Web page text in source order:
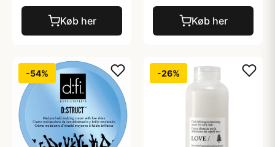
Køb her Køb her
-54% -26%